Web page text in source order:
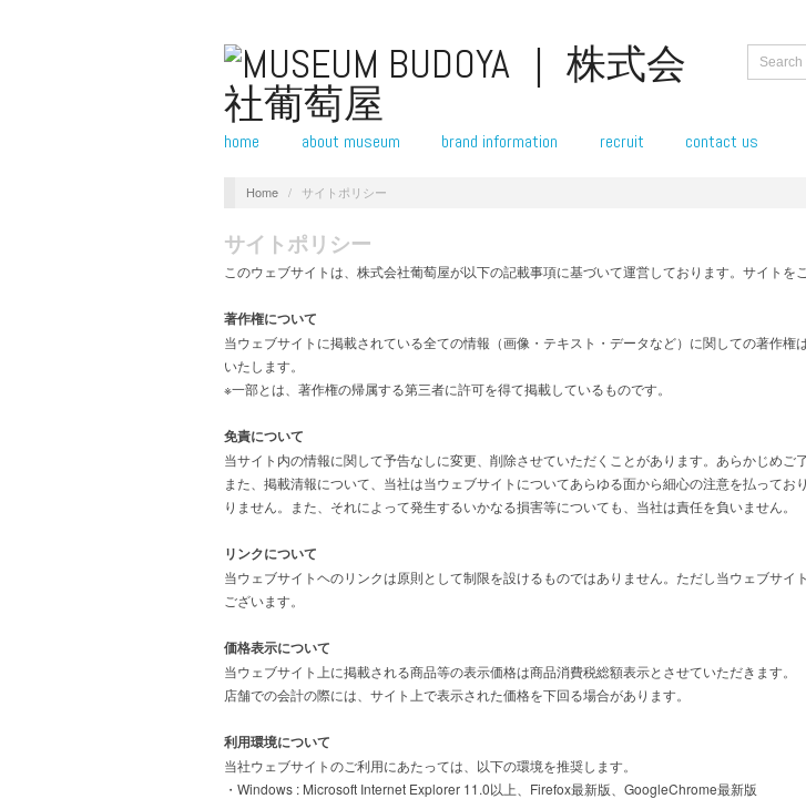
home about museum brand information recruit contact us
Home / サイトポリシー
サイトポリシー
このウェブサイトは、株式会社葡萄屋が以下の記載事項に基づいて運営しております。サイト
著作権について
当ウェブサイトに掲載されている全ての情報（画像・テキスト・データなど）に関しての著作
いたします。
※一部とは、著作権の帰属する第三者に許可を得て掲載しているものです。
免責について
当サイト内の情報に関して予告なしに変更、削除させていただくことがあります。あらかじめご了
また、掲載清報について、当社は当ウェブサイトについてあらゆる面から細心の注意を払って
りません。また、それによって発生するいかなる損害等についても、当社は責任を負いません。
リンクについて
当ウェブサイトヘのリンクは原則として制限を設けるものではありません。ただし当ウェブサ
ございます。
価格表示について
当ウェブサイト上に掲載される商品等の表示価格は商品消費税総額表示とさせていただきます。
店舗での会計の際には、サイト上で表示された価格を下回る場合があります。
利用環境について
当社ウェブサイトのご利用にあたっては、以下の環境を推奨します。
・Windows : Microsoft Internet Explorer 11.0以上、Firefox最新版、GoogleChrome最新版